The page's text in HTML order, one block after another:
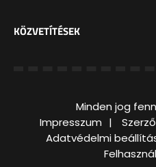
KÖZVETÍTÉSEK
Minden jog
Impresszum
Adatvédelmi